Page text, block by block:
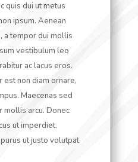
quis dui ut metus
ipsum. Aenean
a tempor dui mollis
vestibulum leo
ac lacus eros.
non diam ornare,
Maecenas sed
mollis arcu. Donec
ut imperdiet.
ut justo volutpat